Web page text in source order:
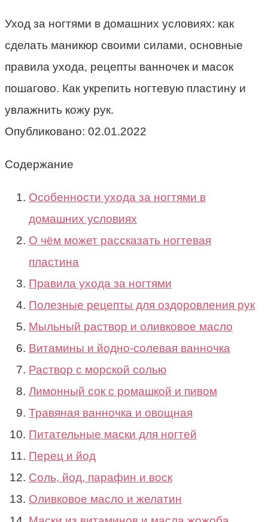
Уход за ногтями в домашних условиях: как
сделать маникюр своими силами, основные
правила ухода, рецепты ванночек и масок
пошагово. Как укрепить ногтевую пластину и
увлажнить кожу рук.
Опубликовано: 02.01.2022
Содержание
Особенности ухода за ногтями в
домашних условиях
О чём может рассказать ногтевая
пластина
Правила ухода за ногтями
Полезные рецепты для оздоровления рук
Мыльный раствор и оливковое масло
Витамины и йодно-солевая ванночка
Раствор с морской солью
Лимонный сок с ромашкой и пивом
Травяная ванночка и овощная
Питательные маски для ногтей
Перец и йод
Соль, йод, парафин и воск
Оливковое масло и желатин